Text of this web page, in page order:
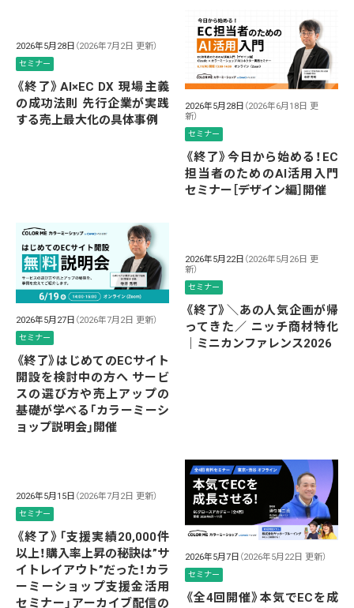
2026年5月28日 （2026年7月2日 更新）
セミナー
《終了》AI×EC DX 現場主義
の成功法則 先行企業が実践
する売上最大化の具体事例
2026年5月28日 （2026年6月18日 更
新）
セミナー
《終了》今日から始める！EC
担当者のためのAI活用入門
セミナー［デザイン編］開催
2026年5月27日 （2026年7月2日 更新）
セミナー
《終了》はじめてのECサイト
開設を検討中の方へ サービ
スの選び方や売上アップの
基礎が学べる「カラーミーシ
ョップ説明会」開催
2026年5月22日 （2026年5月26日 更
新）
セミナー
《終了》＼あの人気企画が帰
ってきた／ ニッチ商材特化
｜ミニカンファレンス2026
2026年5月15日 （2026年7月2日 更新）
セミナー
《終了》「支援実績20,000件
以上！購入率上昇の秘訣は”サ
イトレイアウト”だった！カラ
ーミーショップ支援金活用
セミナー」アーカイブ配信の
2026年5月7日 （2026年5月22日 更新）
セミナー
《全4回開催》本気でECを成